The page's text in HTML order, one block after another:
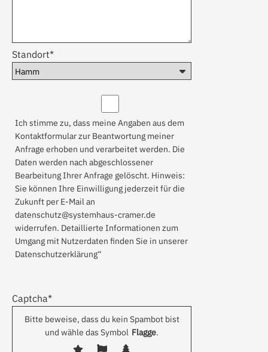
Standort*
Ich stimme zu, dass meine Angaben aus dem
Kontaktformular zur Beantwortung meiner
Anfrage erhoben und verarbeitet werden. Die
Daten werden nach abgeschlossener
Bearbeitung Ihrer Anfrage gelöscht. Hinweis:
Sie können Ihre Einwilligung jederzeit für die
Zukunft per E-Mail an
datenschutz@systemhaus-cramer.de
widerrufen. Detaillierte Informationen zum
Umgang mit Nutzerdaten finden Sie in unserer
Datenschutzerklärung“
Captcha*
Bitte beweise, dass du kein Spambot bist
und wähle das Symbol Flagge.